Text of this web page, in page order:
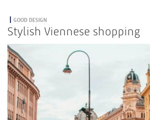
GOOD DESIGN
Stylish Viennese shopping